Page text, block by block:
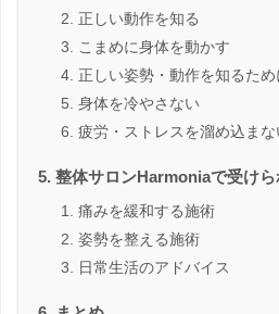
正しい動作を知る
こまめに身体を動かす
正しい姿勢・動作を知るた
身体を冷やさない
疲労・ストレスを溜め込まな
整体サロンHarmoniaで受け
痛みを緩和する施術
姿勢を整える施術
日常生活のアドバイス